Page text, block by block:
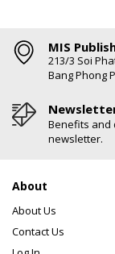
MIS
213/3 Soi
Bang Phong
Benefits and
newsletter.
About
About Us
Contact Us